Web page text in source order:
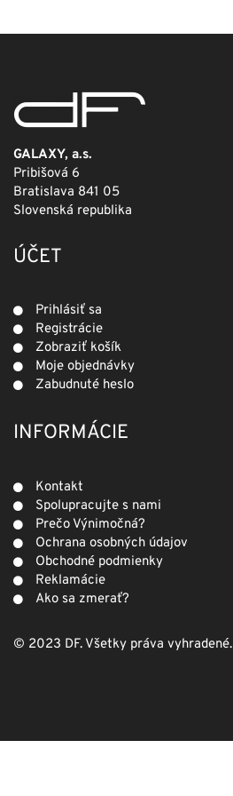
GALAXY, a.s.
Pribišová 6
Bratislava 841 05
Slovenská republika
ÚČET
Prihlásiť sa
Registrácie
Zobraziť košík
Moje objednávky
Zabudnuté heslo
INFORMÁCIE
Kontakt
Spolupracujte s nami
Prečo Výnimočná?
Ochrana osobných údajov
Obchodné podmienky
Reklamácie
Ako sa zmerať?
© 2023 DF. Všetky práva vyhradené.